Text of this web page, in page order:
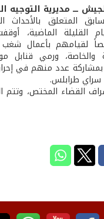
ـــ مديرية التوجيه
المتعلق
القليلة الماضية،
17 شخصاً لقيامهم
والخاصة، ورمي قنابل
بمشاركة عدد منهم في
سراي طرابلس.
القضاء المختص، وتتم